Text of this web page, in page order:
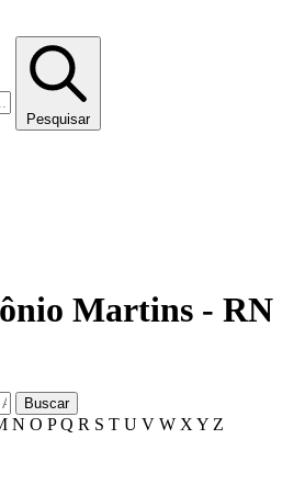
Pesquisar
Martins - RN
Buscar
N O PQ R S T U V W X Y Z